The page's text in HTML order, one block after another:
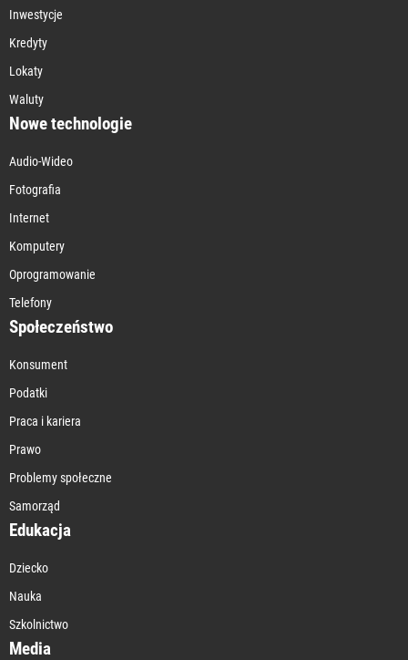
Inwestycje
Kredyty
Lokaty
Waluty
Nowe technologie
Audio-Wideo
Fotografia
Internet
Komputery
Oprogramowanie
Telefony
Społeczeństwo
Konsument
Podatki
Praca i kariera
Prawo
Problemy społeczne
Samorząd
Edukacja
Dziecko
Nauka
Szkolnictwo
Media